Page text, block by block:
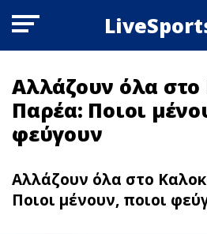
Αλλάζουν όλα στο
Παρέα: Ποιοι
φεύγουν
Αλλάζουν όλα στο
Ποιοι μένουν, ποιοι